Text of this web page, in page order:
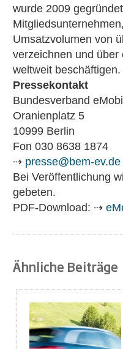
wurde 2009
Umsatzvolumen von
verzeichnen und
weltweit beschäftigen.
Pressekontakt
Bundesverband
Oranienplatz 5
10999 Berlin
Fon 030 8638 1874
⇢ presse@bem-ev.de
Bei Veröffentlichung
gebeten.
PDF-Download: ⇢
Ähnliche Beiträge